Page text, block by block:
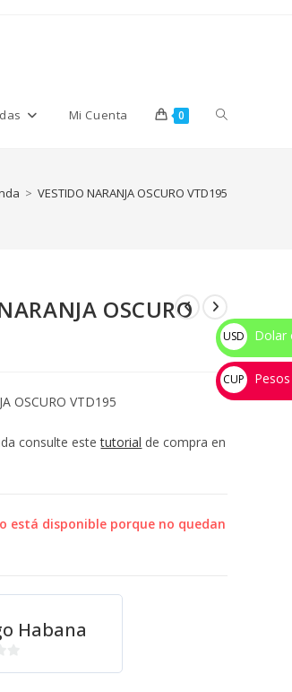
Mi Cuenta 0 Alternar
la
web
> VESTIDO NARANJA OSCURO VTD195
OSCURO
OSCURO VTD195
consulte estetutorial de compra en
está disponible porque no quedan
Habana
USD
$
Dolar
CUP
💰
Pesos